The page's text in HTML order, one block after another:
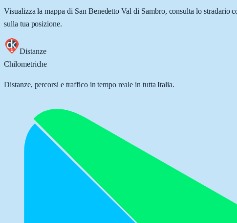
Visualizza la mappa di San Benedetto Val di Sambro, consulta lo stradario
sulla tua posizione.
Distanze
Chilometriche
Distanze, percorsi e traffico in tempo reale in tutta Italia.